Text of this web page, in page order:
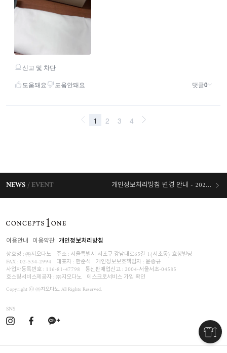
NEWS EVENT 개인정보처리방침 변경 안내 - 2026/07/30 시행
이용안내 이용약관 개인정보처리방침
상호명 : ㈜지오다노 주소 : 서울특별시 서초구 강남대로65길 1(서초동) 효봉빌딩
FAX : 02-534-2994 대표자 : 한준석 개인정보보호책임자 : 윤종규
사업자등록번호 : 116-81-47798 통신판매업신고 : 2004-서울서초-04585
호스팅서비스제공자 : ㈜지오다노 에스크로서비스 가입 확인
Copyright ⓒ ㈜지오다노. All Rights Reserved.
SNS